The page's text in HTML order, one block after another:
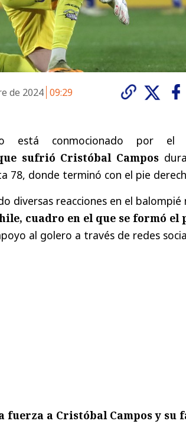
de 2024 09:29
está conmocionado por
sufrió Cristóbal Campos
78, donde terminó con el pie
diversas reacciones en el balompié
cuadro en el que se formó el
al golero a través de redes
fuerza a Cristóbal Campos y su